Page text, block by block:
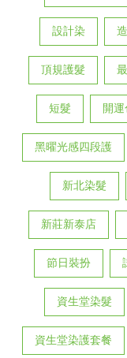
設計染
頂規護髮
短髮 開
黑曜光感四段護
新北染髮
新莊新泰店
節日裝扮
資生堂染髮
資生堂染護套餐